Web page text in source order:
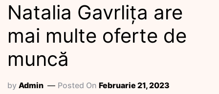
Natalia Gavrlița are
mai multe oferte de
muncă
by Admin Posted On Februarie 21, 2023